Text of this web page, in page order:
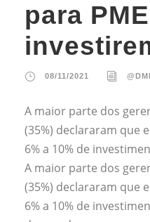
para
08/11/2021
A maior parte dos
(35%) declararam que
6% a 10% de
A maior parte dos
(35%) declararam que
6% a 10% de